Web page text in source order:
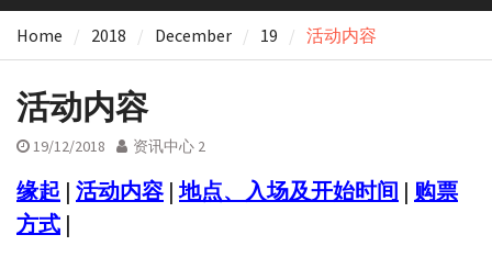
Home 2018 December 19 活动内容
活动内容
19/12/2018 资讯中心 2
缘起 | 活动内容 |地点、入场及开始时间 | 购票
方式 |